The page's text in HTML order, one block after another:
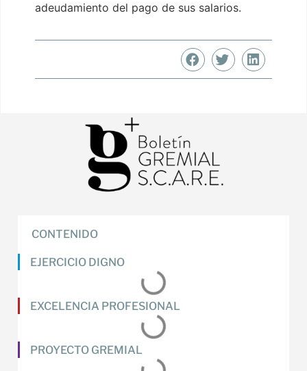
adeudamiento del pago de sus salarios.
CONTENIDO
EJERCICIO DIGNO
EXCELENCIA PROFESIONAL
PROYECTO GREMIAL